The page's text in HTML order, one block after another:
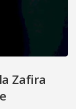
Zafira